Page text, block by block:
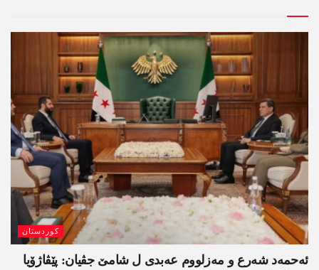
کوردستان
ئەحمەد شەرع و مەزلووم عەبدی ل شامێ جڤیان: پێڤاژۆیا